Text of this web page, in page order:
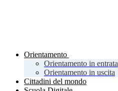
Orientamento
Orientamento in entrata
Orientamento in uscita
Cittadini del mondo